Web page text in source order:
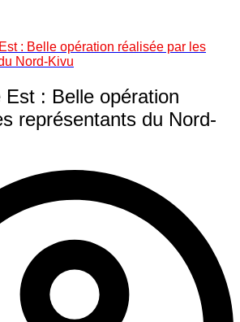
: Belle opération réalisée par les
Nord-Kivu
Est : Belle opération
représentants du Nord-